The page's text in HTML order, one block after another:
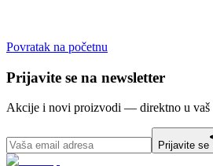
Povratak na početnu
Prijavite se na newsletter
Akcije i novi proizvodi — direktno u vaš
Prijavite se